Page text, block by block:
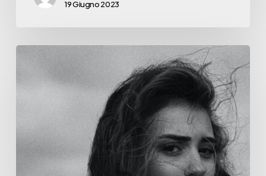
19 Giugno 2023
Success